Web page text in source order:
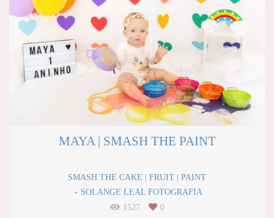
MAYA | SMASH THE PAINT
SMASH THE CAKE | FRUIT | PAINT
SOLANGE LEAL FOTOGRAFIA
1527
0